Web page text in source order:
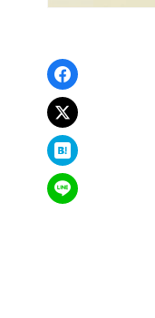
Facebook
xでポスト
はてなブッ
LINEで送る